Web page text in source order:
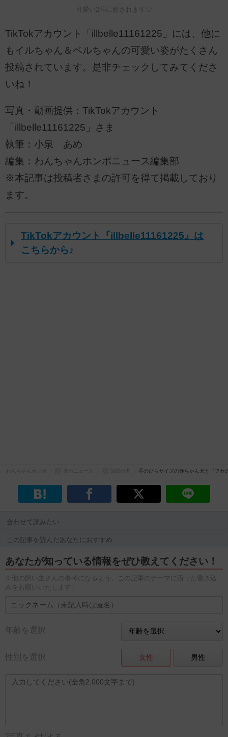
可愛い2匹に癒されます♡
TikTokアカウント「illbelle11161225」には、他に
もイルちゃん＆ベルちゃんの可愛い姿がたくさん
投稿されています。是非チェックしてみてくださ
いね！
写真・動画提供：TikTokアカウント
「illbelle11161225」さま
執筆：小泉 あめ
編集：わんちゃんホンポニュース編集部
※本記事は投稿者さまの許可を得て掲載しており
ます。
TikTokアカウント『illbelle11161225』は
こちらから♪
手のひらサイズの赤ちゃん犬と『フ
合わせて読みたい
この記事を読んだあなたにおすすめ
あなたが知っている情報をぜひ教えてください！
※他の飼い主さんの参考になるよう、この記事のテーマに沿った書き込
みをお願いいたします。
年齢を選択
性別を選択 女性 男性